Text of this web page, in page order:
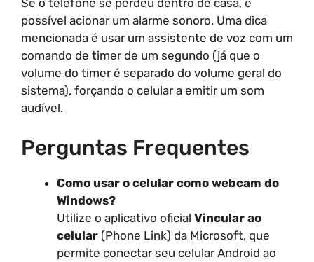
Se o telefone se perdeu dentro de casa, é
possível acionar um alarme sonoro. Uma dica
mencionada é usar um assistente de voz com um
comando de timer de um segundo (já que o
volume do timer é separado do volume geral do
sistema), forçando o celular a emitir um som
audível.
Perguntas Frequentes
Como usar o celular como webcam do
Windows?
Utilize o aplicativo oficial Vincular ao
celular (Phone Link) da Microsoft, que
permite conectar seu celular Android ao